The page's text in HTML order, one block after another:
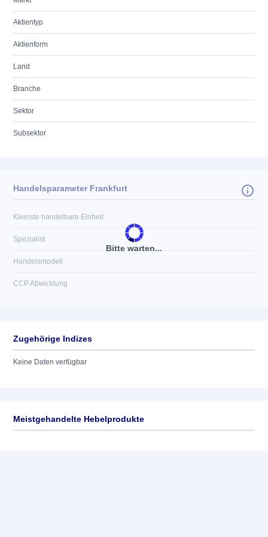
Aktientyp
Aktienform
Land
Branche
Sektor
Subsektor
Bitte warten...
Handelsparameter Frankfurt
Kleinste handelbare Einheit
Spezialist
Handelsmodell
CCP Abwicklung
Zugehörige Indizes
Keine Daten verfügbar
Meistgehandelte Hebelprodukte